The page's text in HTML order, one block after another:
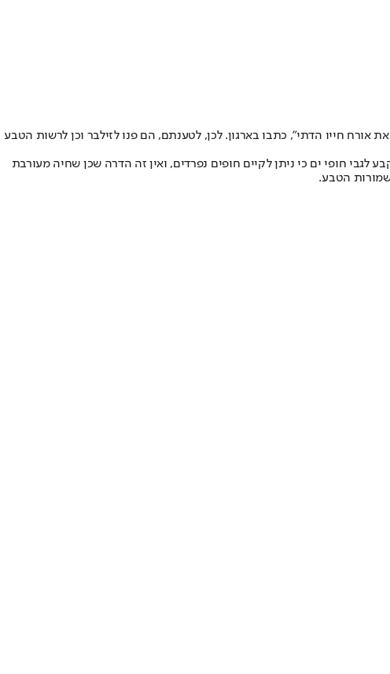
אורח חייו הדתי", כתבו בארגון. לכן, לטענתם, הם פנו לזילבר וכן לרשות הטבע
לגבי חופי ים כי ניתן לקיים חופים נפרדים, ואין זה הדרה שכן שחיה מעורבת
הטבע.